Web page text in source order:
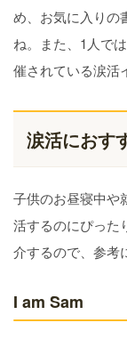
め、お気に入りの
ね。また、1人で
催されている涙活
涙活におす
子供のお昼寝中や
活するのにぴった
介するので、参考
I am Sam